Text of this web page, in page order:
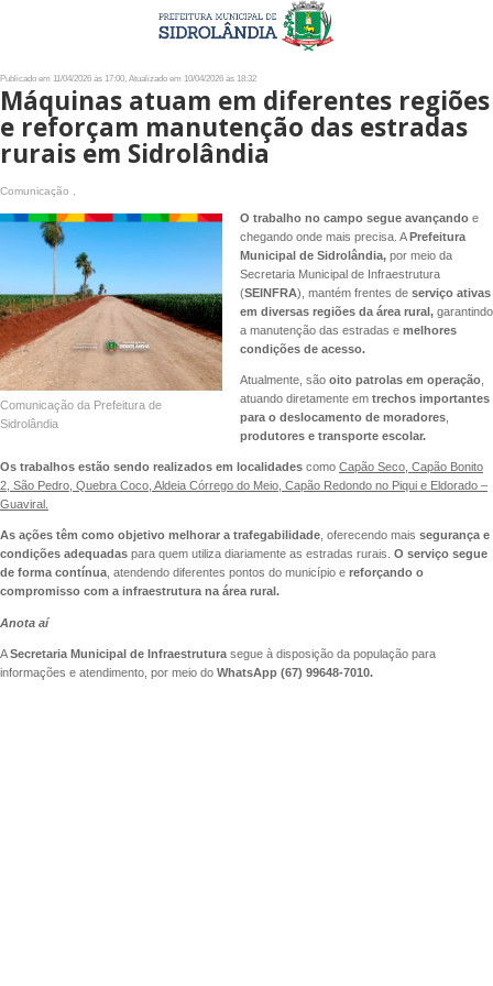
Publicado em 11/04/2026 às 17:00, Atualizado em 10/04/2026 às 18:32
Máquinas atuam em diferentes regiões
e reforçam manutenção das estradas
rurais em Sidrolândia
Comunicação ,
Comunicação da Prefeitura de
Sidrolândia
O trabalho no campo segue avançando e
chegando onde mais precisa. APrefeitura
Municipal de Sidrolândia, por meio da
Secretaria Municipal de Infraestrutura
(SEINFRA), mantém frentes de serviço ativas
em diversas regiões da área rural,garantindo
a manutenção das estradas emelhores
condições de acesso.
Atualmente, são oito patrolas em operação,
atuando diretamente emtrechos importantes
para o deslocamento de moradores,
produtores e transporte escolar.
Os trabalhos estão sendo realizados em localidades como Capão Seco, Capão Bonito
2, São Pedro, Quebra Coco, Aldeia Córrego do Meio, Capão Redondo no Piqui e Eldorado –
Guaviral.
As ações têm como objetivo melhorar a trafegabilidade , oferecendo mais segurança e
condições adequadas para quem utiliza diariamente as estradas rurais. O serviço segue
de forma contínua , atendendo diferentes pontos do município e reforçando o
compromisso com a infraestrutura na área rural.
Anota aí
ASecretaria Municipal de Infraestrutura segue à disposição da população para
informações e atendimento, por meio do WhatsApp (67) 99648-7010.